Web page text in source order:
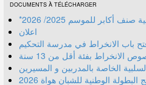
DOCUMENTS À TÉLÉCHARGER
أكابر للموسم 2025/ 2026
اعلان
باب الانخراط في مدرسة التحكيم
الانخراط بفئة أقل من 13 سنة
الخاصة بالمدربين و المسيرين